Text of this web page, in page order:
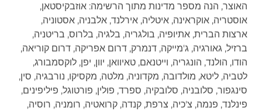
האוצר, הנה מספר מדינות מתוך הרשימה: אוזבקיסטאן,
אוסטריה, אוקראינה, איטליה, אירלנד, אלבניה, אסטוניה,
ארצות הברית, אתיופיה, בולגריה, בלגיה, בלרוס, בריטניה,
ברזיל, גאורגיה, ג'מייקה, דנמרק, דרום אפריקה, דרום קוריאה,
הודו, הולנד, הונגריה, וייטנאם, טאיוואן, יוון, יפן, לוקסמבורג,
לטביה, ליטא, מולדובה, מקדוניה, מלטה, מקסיקו, נורבגיה, סין,
סינגפור, סלובניה, סלובקיה, ספרד, פולין, פורטוגל, פיליפינים,
פינלנד, פנמה, צ'כיה, צרפת, קנדה, קרואטיה, רומניה, רוסיה,